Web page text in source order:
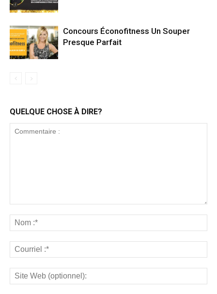
Concours Éconofitness Un Souper
Presque Parfait
QUELQUE CHOSE À DIRE?